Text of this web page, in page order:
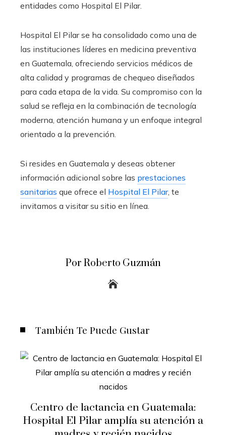
entidades como Hospital El Pilar.
Hospital El Pilar se ha consolidado como una de
las instituciones líderes en medicina preventiva
en Guatemala, ofreciendo servicios médicos de
alta calidad y programas de chequeo diseñados
para cada etapa de la vida. Su compromiso con la
salud se refleja en la combinación de tecnología
moderna, atención humana y un enfoque integral
orientado a la prevención.
Si resides en Guatemala y deseas obtener
información adicional sobre las prestaciones
sanitarias que ofrece el Hospital El Pilar, te
invitamos a visitar su sitio en línea.
Por Roberto Guzmán
También Te Puede Gustar
Centro de lactancia en Guatemala:
Hospital El Pilar amplía su atención a